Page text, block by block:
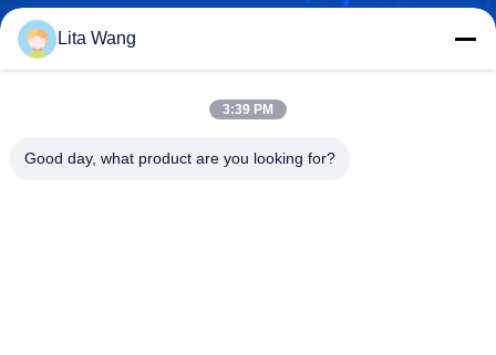
Lita Wang
3:39 PM
Good day, what product are you looking for?